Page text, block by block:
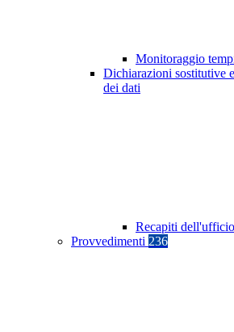
Monitoraggio
Dichiarazioni sostitutive
dei dati
Recapiti
Provvedimenti 236